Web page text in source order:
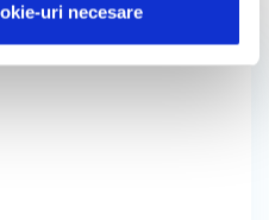
uri necesare